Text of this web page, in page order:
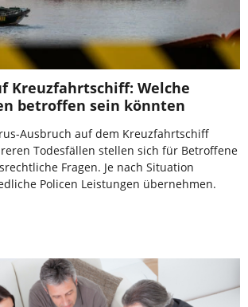
Kreuzfahrtschiff: Welche
betroffen sein könnten
Ausbruch auf dem Kreuzfahrtschiff
Todesfällen stellen sich für Betroffene
Fragen. Je nach Situation
Policen Leistungen übernehmen.